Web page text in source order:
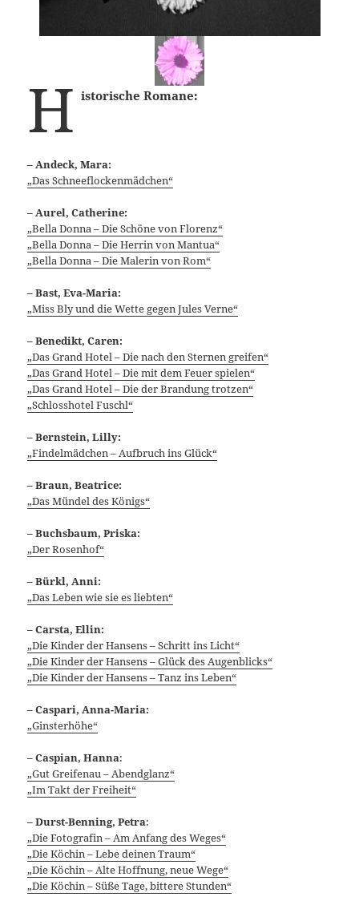
H istorische Romane:
– Andeck, Mara:
„Das Schneeflockenmädchen“
– Aurel, Catherine:
„Bella Donna – Die Schöne von Florenz“
„Bella Donna – Die Herrin von Mantua“
„Bella Donna – Die Malerin von Rom“
– Bast, Eva-Maria:
„Miss Bly und die Wette gegen Jules Verne“
–Benedikt, Caren:
„Das Grand Hotel – Die nach den Sternen greifen“
„Das Grand Hotel – Die mit dem Feuer spielen“
„Das Grand Hotel – Die der Brandung trotzen“
„Schlosshotel Fuschl“
– Bernstein, Lilly:
„Findelmädchen – Aufbruch ins Glück“
– Braun, Beatrice:
„Das Mündel des Königs“
– Buchsbaum, Priska:
„Der Rosenhof“
– Bürkl, Anni:
„Das Leben wie sie es liebten“
– Carsta, Ellin:
„Die Kinder der Hansens – Schritt ins Licht“
„Die Kinder der Hansens – Glück des Augenblicks“
„Die Kinder der Hansens – Tanz ins Leben“
– Caspari, Anna-Maria:
„Ginsterhöhe“
– Caspian, Hanna:
„Gut Greifenau – Abendglanz“
„Im Takt der Freiheit“
–Durst-Benning, Petra:
„Die Fotografin – Am Anfang des Weges“
„Die Köchin – Lebe deinen Traum“
„Die Köchin – Alte Hoffnung, neue Wege“
„Die Köchin – Süße Tage, bittere Stunden“